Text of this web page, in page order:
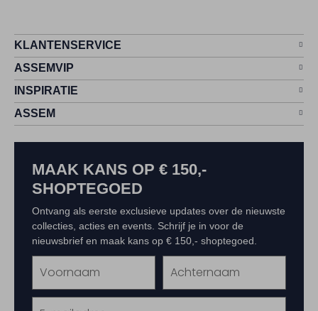
KLANTENSERVICE
ASSEMVIP
INSPIRATIE
ASSEM
MAAK KANS OP € 150,-
SHOPTEGOED
Ontvang als eerste exclusieve updates over de nieuwste
collecties, acties en events. Schrijf je in voor de
nieuwsbrief en maak kans op € 150,- shoptegoed.